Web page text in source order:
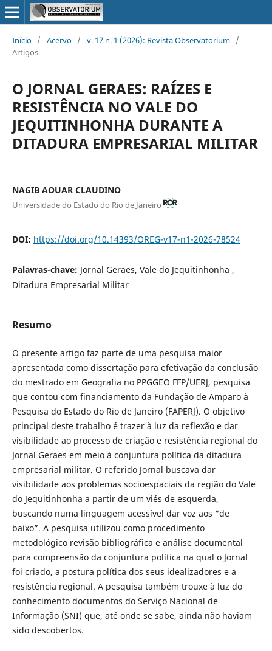
Início / Acervo / v. 17 n. 1 (2026): Revista Observatorium /
Artigos
O JORNAL GERAES: RAÍZES E
RESISTÊNCIA NO VALE DO
JEQUITINHONHA DURANTE A
DITADURA EMPRESARIAL MILITAR
NAGIB AOUAR CLAUDINO
Universidade do Estado do Rio de Janeiro
DOI: https://doi.org/10.14393/OREG-v17-n1-2026-78524
Palavras-chave: Jornal Geraes, Vale do Jequitinhonha ,
Ditadura Empresarial Militar
Resumo
O presente artigo faz parte de uma pesquisa maior
apresentada como dissertação para efetivação da conclusão
do mestrado em Geografia no PPGGEO FFP/UERJ, pesquisa
que contou com financiamento da Fundação de Amparo à
Pesquisa do Estado do Rio de Janeiro (FAPERJ). O objetivo
principal deste trabalho é trazer à luz da reflexão e dar
visibilidade ao processo de criação e resistência regional do
Jornal Geraes em meio à conjuntura política da ditadura
empresarial militar. O referido Jornal buscava dar
visibilidade aos problemas socioespaciais da região do Vale
do Jequitinhonha a partir de um viés de esquerda,
buscando numa linguagem acessível dar voz aos “de
baixo”. A pesquisa utilizou como procedimento
metodológico revisão bibliográfica e análise documental
para compreensão da conjuntura política na qual o Jornal
foi criado, a postura política dos seus idealizadores e a
resistência regional. A pesquisa também trouxe à luz do
conhecimento documentos do Serviço Nacional de
Informação (SNI) que, até onde se sabe, ainda não haviam
sido descobertos.